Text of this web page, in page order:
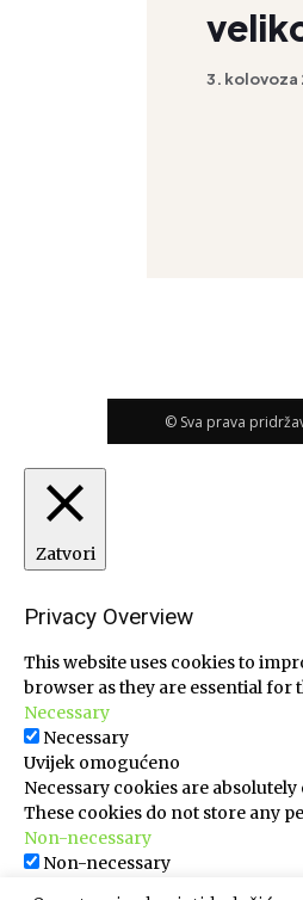
3. kolovoza
© Sva prava
Zatvori
Privacy Overview
This website uses cookies to
browser as they are essential
Necessary
Necessary
Uvijek omogućeno
Necessary cookies are
These cookies do not store any
Non-necessary
Non-necessary